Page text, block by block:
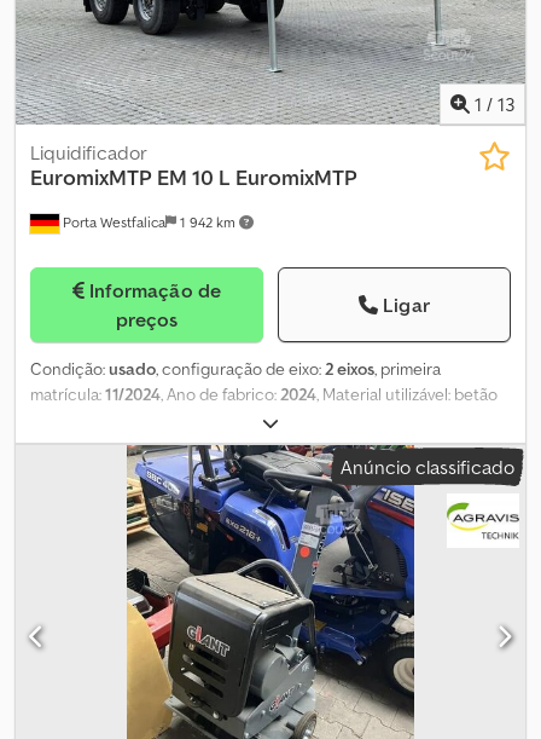
1 / 13
Porta Westfalica 1 942 km
Liquidificador
EuromixMTP EM 10 L EuromixMTP
Informação de
preços
Ligar
Condição:usado, configuração de eixo:2 eixos, primeira
matrícula:11/2024, Ano de fabrico:2024, Material utilizável: betão
IVA/Regime de tributação sobre o valor acrescentado: IVA
dedutível Para mais informações, contacte Harun Cevik, Jamila
Azzi, Henri Omeragic ou Denis Omeragic. Crodpfx Aozfy Nyjl Rjf
Anúncio classificado